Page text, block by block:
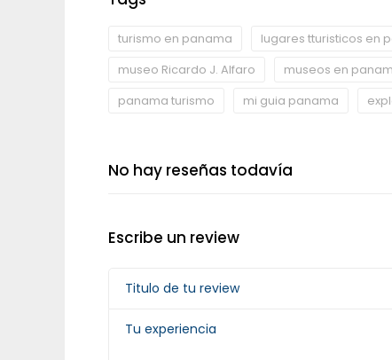
turismo en panama lugares tturisticos en
museo Ricardo J. Alfaro
museos en
panama turismo
mi guia panama
No hay reseñas todavía
Escribe un review